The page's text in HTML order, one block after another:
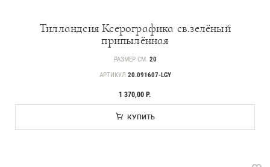
Тилландсия Ксерографика св.зелёный
припылённая
РАЗМЕР СМ. 20
АРТИКУЛ 20.091607-LGY
1 370,00 Р.
КУПИТЬ